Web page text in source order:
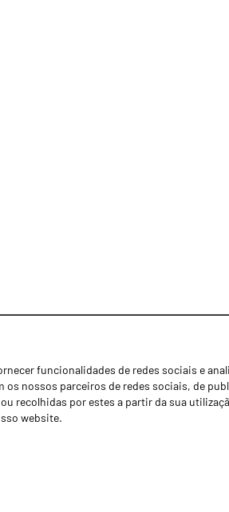
funcionalidades de redes sociais e
nossos parceiros de redes sociais, de
recolhidas por estes a partir da sua
website.
Notícias
Concessionários